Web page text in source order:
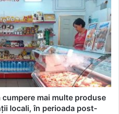
mai multe produse
locali, în perioada post-